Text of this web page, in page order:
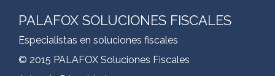
PALAFOX SOLUCIONES FISCALES
Especialistas en soluciones fiscales
© 2015 PALAFOX Soluciones Fiscales